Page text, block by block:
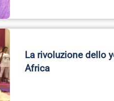
La rivoluzione dello
Africa